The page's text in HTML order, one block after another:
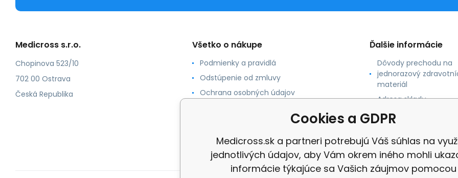
Medicross s.r.o.
Chopinova 523/10
702 00 Ostrava
Česká Republika
Všetko o nákupe
Podmienky a pravidlá
Odstúpenie od zmluvy
Ochrana osobných údajov
Kontaktné údaje
Ďalšie informácie
Dôvody prechodu na
jednorazový
materiál
Adresa skladu
Cookies a GDPR
Medicross.sk a partneri potrebujú Váš súhlas na
jednotlivých údajov, aby Vám okrem iného mohli
informácie týkajúce sa Vašich záujmov pomocou